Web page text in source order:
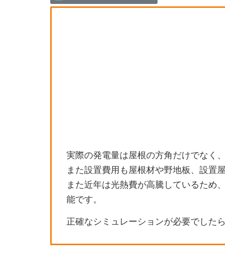
実際の発電量は屋根の方角だけでなく
また設置費用も屋根材や野地板、設置
また近年は光熱費が高騰しているため
能です。
正確なシミュレーションが必要でしたら